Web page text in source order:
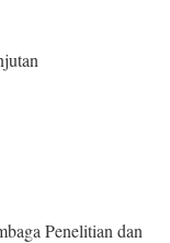
Penelitian dan